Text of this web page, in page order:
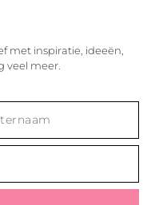
met inspiratie, ideeën,
veel meer.